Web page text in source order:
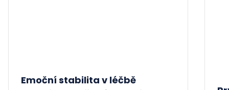
Emoční stabilita v léčbě